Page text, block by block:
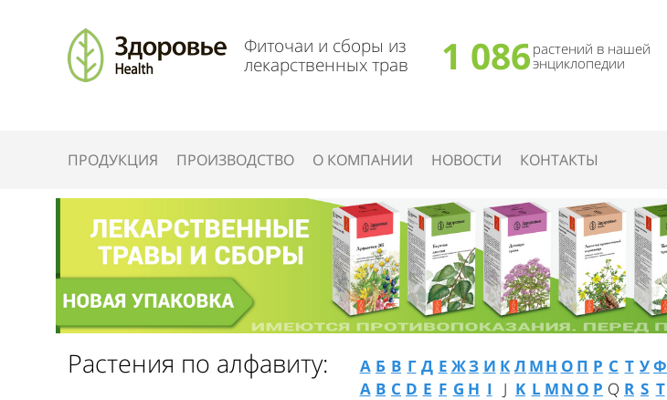
Фиточаи и сборы из
лекарственных трав
1 086 растений в нашей
энциклопедии
ПРОДУКЦИЯ ПРОИЗВОДСТВО О КОМПАНИИ НОВОСТИ КОНТАКТЫ
Растения по алфавиту: А Б В Г Д Е ЖЗ И К Л МН О П Р С Т УФ
A B C D E F G H I J K L MN O P Q R S T